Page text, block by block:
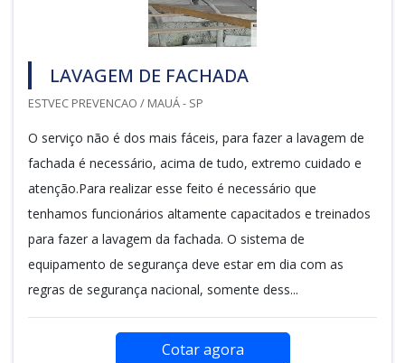
LAVAGEM DE FACHADA
ESTVEC PREVENCAO / MAUÁ - SP
O serviço não é dos mais fáceis, para fazer a lavagem de
fachada é necessário, acima de tudo, extremo cuidado e
atenção.Para realizar esse feito é necessário que
tenhamos funcionários altamente capacitados e treinados
para fazer a lavagem da fachada. O sistema de
equipamento de segurança deve estar em dia com as
regras de segurança nacional, somente dess...
Cotar agora